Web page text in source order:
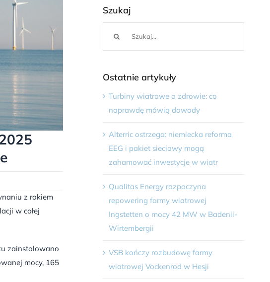
z rokiem
w całej
zainstalowano
mocy, 165
Szukaj
Ostatnie artykuły
Turbiny wiatrowe a zdrowie: co
naprawdę mówią dowody
Alterric ostrzega: niemiecka reforma
EEG i pakiet sieciowy mogą
zahamować inwestycje w wiatr
Qualitas Energy rozpoczyna
repowering farmy wiatrowej
Ingstetten o mocy 42 MW w Badenii-
Wirtembergii
VSB kończy rozbudowę farmy
wiatrowej Vockenrod w Hesji